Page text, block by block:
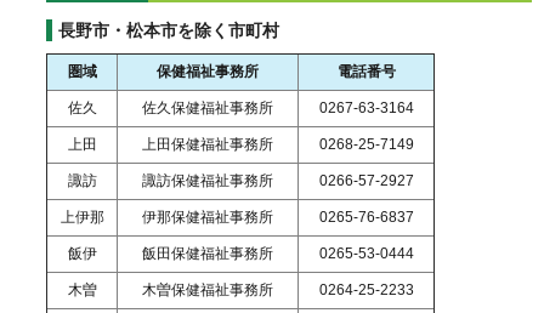
長野市・松本市を除く市町村
圏域 保健福祉事務所 電話番号
佐久 佐久保健福祉事務所 0267-63-3164
上田 上田保健福祉事務所 0268-25-7149
諏訪 諏訪保健福祉事務所 0266-57-2927
上伊那 伊那保健福祉事務所 0265-76-6837
飯伊 飯田保健福祉事務所 0265-53-0444
木曽 木曽保健福祉事務所 0264-25-2233